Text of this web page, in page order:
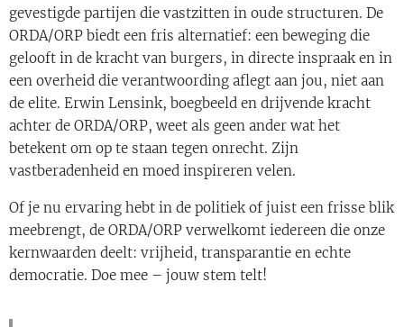
gevestigde partijen die vastzitten in oude structuren. De
ORDA/ORP biedt een fris alternatief: een beweging die
gelooft in de kracht van burgers, in directe inspraak en in
een overheid die verantwoording aflegt aan jou, niet aan
de elite. Erwin Lensink, boegbeeld en drijvende kracht
achter de ORDA/ORP, weet als geen ander wat het
betekent om op te staan tegen onrecht. Zijn
vastberadenheid en moed inspireren velen.
Of je nu ervaring hebt in de politiek of juist een frisse blik
meebrengt, de ORDA/ORP verwelkomt iedereen die onze
kernwaarden deelt: vrijheid, transparantie en echte
democratie. Doe mee – jouw stem telt!